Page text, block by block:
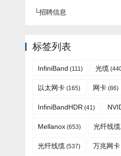
└招聘信息
标签列表
InfiniBand (111) 光缆
以太网卡 (165) 网卡 (86)
InfiniBandHDR (41)
Mellanox (653) 光纤线缆
光纤线缆​ (537) 万兆网卡